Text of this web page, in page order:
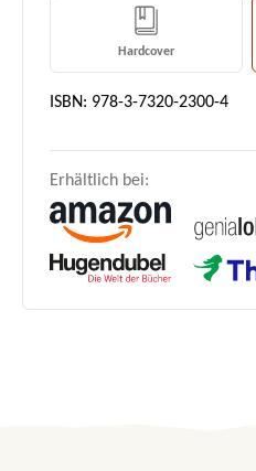
Hardcover
ISBN: 978-3-7320-2300-4
Erhältlich bei: